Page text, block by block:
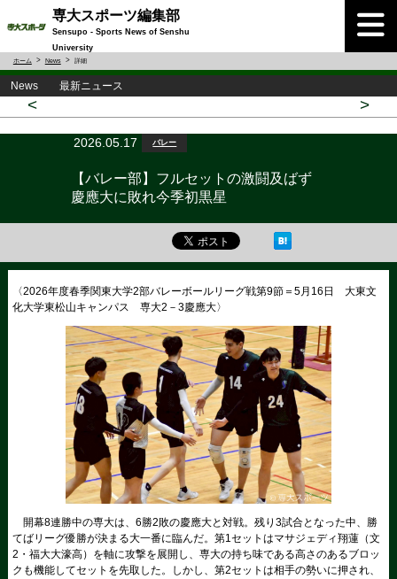
専大スポーツ編集部
Sensupo - Sports News of Senshu
University
ホーム News 詳細
News 最新ニュース
< >
2026.05.17 バレー
【バレー部】フルセットの激闘及ばず
慶應大に敗れ今季初黒星
〈2026年度春季関東大学2部バレーボールリーグ戦第9節＝5月16日 大東文
化大学東松山キャンパス 専大2－3慶應大〉
開幕8連勝中の専大は、6勝2敗の慶應大と対戦。残り3試合となった中、勝
てばリーグ優勝が決まる大一番に臨んだ。第1セットはマサジェディ翔蓮（文
2・福大大濠高）を軸に攻撃を展開し、専大の持ち味である高さのあるブロッ
クも機能してセットを先取した。しかし、第2セットは相手の勢いに押され、